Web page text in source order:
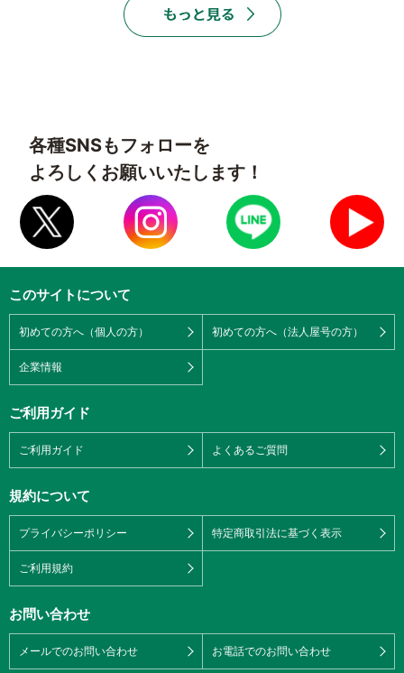
各種SNSもフォローを
よろしくお願いいたします！
このサイトについて
初めての方へ（個人の方） 初めての方へ（法人屋号の方）
企業情報
ご利用ガイド
ご利用ガイド よくあるご質問
規約について
プライバシーポリシー 特定商取引法に基づく表示
ご利用規約
お問い合わせ
メールでのお問い合わせ お電話でのお問い合わせ